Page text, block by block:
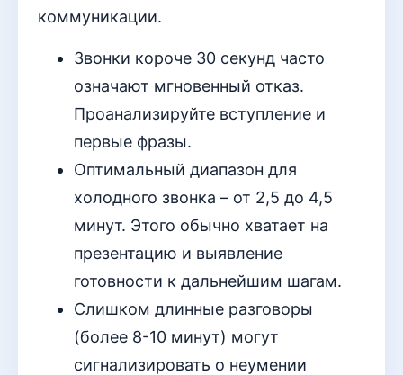
коммуникации.
Звонки короче 30 секунд часто
означают мгновенный отказ.
Проанализируйте вступление и
первые фразы.
Оптимальный диапазон для
холодного звонка – от 2,5 до 4,5
минут. Этого обычно хватает на
презентацию и выявление
готовности к дальнейшим шагам.
Слишком длинные разговоры
(более 8-10 минут) могут
сигнализировать о неумении